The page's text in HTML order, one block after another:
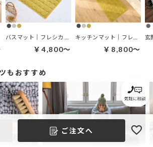
￥4,800～ ￥8,800～
もおすすめ
ご注文へ